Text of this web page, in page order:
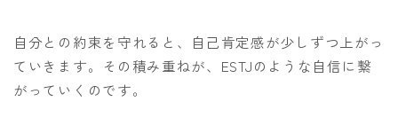
自分との約束を守れると、自己肯定感が少しずつ上がっ
ていきます。その積み重ねが、ESTJのような自信に繋
がっていくのです。